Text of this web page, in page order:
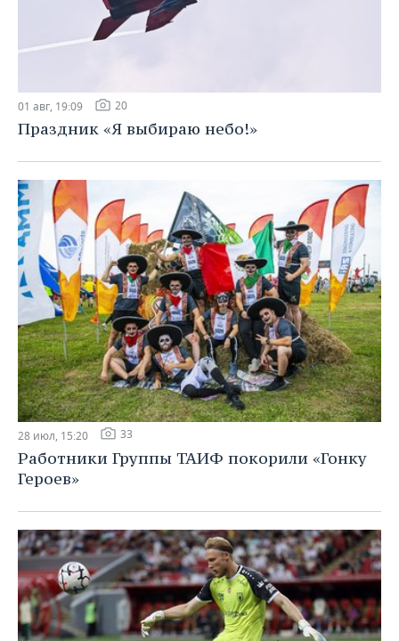
01 авг, 19:09 20
Праздник «Я выбираю небо!»
28 июл, 15:20 33
Работники Группы ТАИФ покорили «Гонку
Героев»